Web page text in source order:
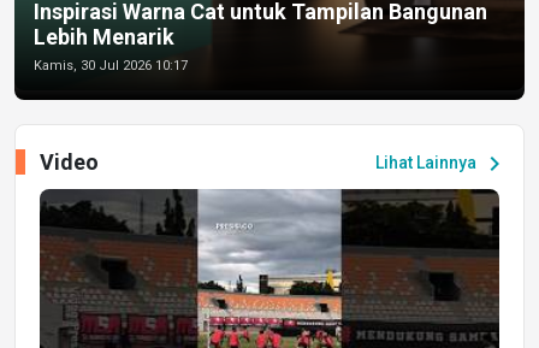
Inspirasi Warna Cat untuk Tampilan Bangunan
Lebih Menarik
Kamis, 30 Jul 2026 10:17
Lihat Lainnya chevron_right
Video